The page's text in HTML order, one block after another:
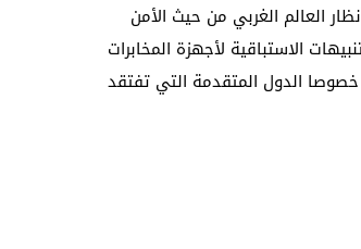
العالم الغربي من حيث الأمن
الاستباقية لأجهزة المخابرات
خصوصا الدول المتقدمة التي تفتقد